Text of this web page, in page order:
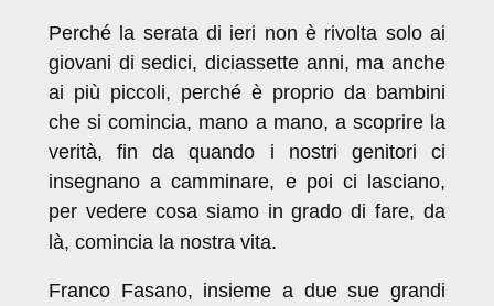
Perché la serata di ieri non è rivolta solo ai
giovani di sedici, diciassette anni, ma anche
ai più piccoli, perché è proprio da bambini
che si comincia, mano a mano, a scoprire la
verità, fin da quando i nostri genitori ci
insegnano a camminare, e poi ci lasciano,
per vedere cosa siamo in grado di fare, da
là, comincia la nostra vita.
Franco Fasano, insieme a due sue grandi